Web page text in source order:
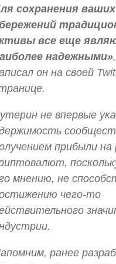
сохранения ваших
все еще
надежными»
он на своей
не впервые
прибыли на
мнению, не
чего-то
ранее